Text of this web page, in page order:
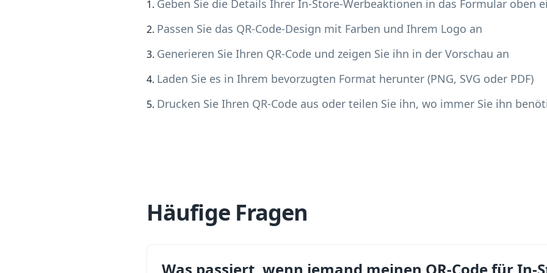
Geben Sie die Details Ihrer In-Store-Werbeaktionen in das Formular oben
Passen Sie das QR-Code-Design mit Farben und Ihrem Logo an
Generieren Sie Ihren QR-Code und zeigen Sie ihn in der Vorschau an
Laden Sie es in Ihrem bevorzugten Format herunter (PNG, SVG oder PDF)
Drucken Sie Ihren QR-Code aus oder teilen Sie ihn, wo immer Sie ihn
Häufige Fragen